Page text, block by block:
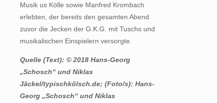
Musik us Kölle sowie Manfred Krombach
erlebten, der bereits den gesamten Abend
zuvor die Jecken der G.K.G. mit Tuschs und
musikalischen Einspielern versorgte.
Quelle (Text): © 2018 Hans-Georg
„Schosch“ und Niklas
Jäckel/typischkölsch.de; (Foto/s): Hans-
Georg „Schosch“ und Niklas